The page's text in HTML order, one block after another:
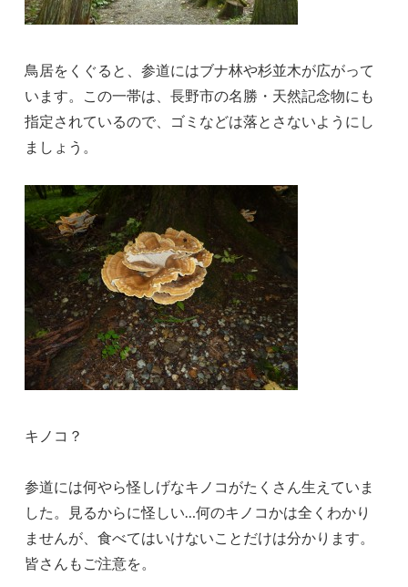
鳥居をくぐると、参道にはブナ林や杉並木が広がって
います。この一帯は、長野市の名勝・天然記念物にも
指定されているので、ゴミなどは落とさないようにし
ましょう。
キノコ？
参道には何やら怪しげなキノコがたくさん生えていま
した。見るからに怪しい…何のキノコかは全くわかり
ませんが、食べてはいけないことだけは分かります。
皆さんもご注意を。